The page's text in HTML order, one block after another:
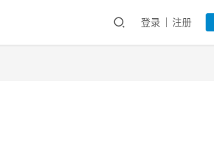
登录 注册